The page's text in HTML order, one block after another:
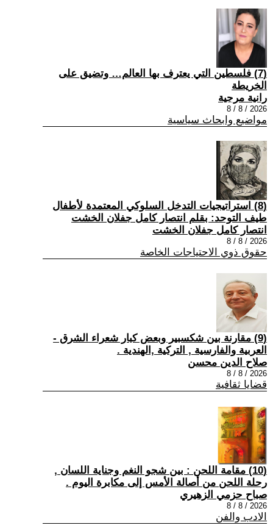
(7) فلسطين التي يعترف بها العالم… وتضيق على
الخريطة
رانية مرجية
2026 / 8 / 8
مواضيع وابحاث سياسية
(8) استراتيجيات التدخل السلوكي المعتمدة لأطفال
طيف التوحد: بقلم انتصار كامل جفلان الخشت
انتصار كامل جفلان الخشت
2026 / 8 / 8
حقوق ذوي الاحتياجات الخاصة
(9) مقارنة بين شكسبير وبعض كبار شعراء الشرق -
العربية والفارسية , التركية ,الهندية .
صلاح الدين محسن
2026 / 8 / 8
قضايا ثقافية
(10) مقامة اللحن : بين شجو النغم وجناية اللسان ,
رحلة اللحن من أصالة الأمس إلى مكابرة اليوم .
صباح حزمي الزهيري
2026 / 8 / 8
الادب والفن